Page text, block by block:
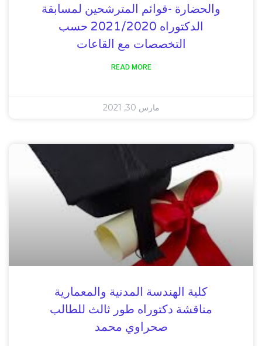
والحضارة -قوائم المترشحين لمسابقة
الدكتوراه 2021/2020 حسب
التخصصات مع القاعات
READ MORE
مارس 30, 2021
كلية الهندسة المدنية والمعمارية
مناقشة دكتوراه طور ثالث للطالب
صحراوي محمد